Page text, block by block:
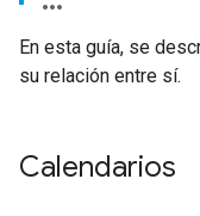
En esta guía, se
su relación entre sí.
Calendarios